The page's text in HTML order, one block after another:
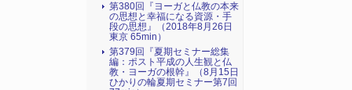
第380回『ヨーガと仏教の本来
の思想と幸福になる資源・手
段の思想』（2018年8月26日
東京 65min）
第379回『夏期セミナー総集
編：ポスト平成の人生観と仏
教・ヨーガの根幹』（8月15日
ひかりの輪夏期セミナー第7回